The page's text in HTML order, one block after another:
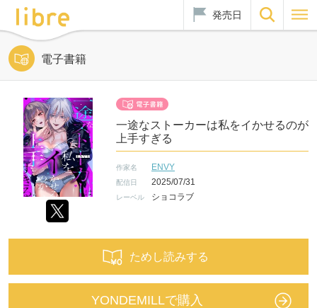
発売日
電子書籍
一途なストーカーは私をイかせるのが
上手すぎる
作家名 ENVY
配信日 2025/07/31
レーベル ショコラブ
ためし読みする
YONDEMILLで購入